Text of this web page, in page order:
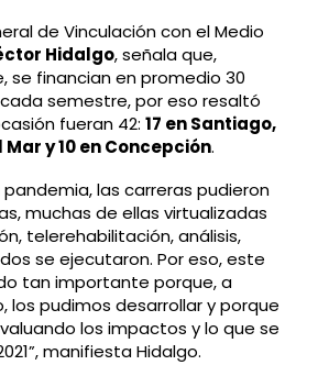
de Vinculación con el Medio
Hidalgo, señala que,
se financian en promedio 30
semestre, por eso resaltó
fueran 42: 17 en Santiago,
Mar y 10 en Concepción.
pandemia, las carreras pudieron
muchas de ellas virtualizadas
telerehabilitación, análisis,
se ejecutaron. Por eso, este
tan importante porque, a
los pudimos desarrollar y porque
los impactos y lo que se
manifiesta Hidalgo.